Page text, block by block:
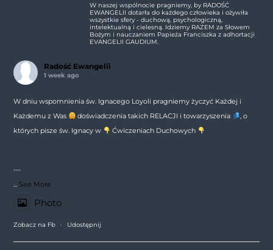
W naszej wspólnocie pragniemy, by RADOŚĆ
EWANGELII dotarła do każdego człowieka i ożywiła
wszystkie sfery - duchową, psychologiczną,
intelektualną i cielesną. Idziemy RAZEM za Słowem
Bożym i nauczaniem Papieża Franciszka z adhortacji
EVANGELII GAUDIUM.
Radość Ewangelii
1 week ago
W dniu wspomnienia św. Ignacego Loyoli pragniemy życzyć Każdej i
Każdemu z Was
doświadczenia takich RELACJI i towarzyszenia
, o
których pisze św. Ignacy w
Ćwiczeniach Duchowych
---
See More
Photo
Zobacz na Fb · Udostępnij